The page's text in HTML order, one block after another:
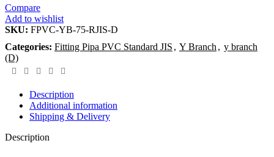
Compare
Add to wishlist
SKU: FPVC-YB-75-RJIS-D
Categories: Fitting Pipa PVC Standard JIS , Y Branch , y branch
(D)
Description
Additional information
Shipping & Delivery
Description